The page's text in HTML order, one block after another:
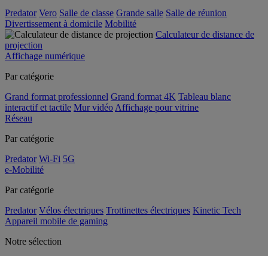
Predator Vero Salle de classe Grande salle Salle de réunion
Divertissement à domicile Mobilité
Calculateur de distance de
projection
Affichage numérique
Par catégorie
Grand format professionnel Grand format 4K Tableau blanc
interactif et tactile Mur vidéo Affichage pour vitrine
Réseau
Par catégorie
Predator Wi-Fi 5G
e-Mobilité
Par catégorie
Predator Vélos électriques Trottinettes électriques Kinetic Tech
Appareil mobile de gaming
Notre sélection